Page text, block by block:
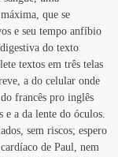
que se
e seu tempo anfíbio
do texto
textos em três telas
a do celular onde
francês pro inglês
e a da lente do óculos.
sem riscos; espero
de Paul, nem